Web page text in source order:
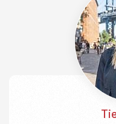
Acabamento em gesso
Aquecimento a Gás
Sacada aberta com
Cozinha integrada
Fechadura com senha na
Infraestrutura para água